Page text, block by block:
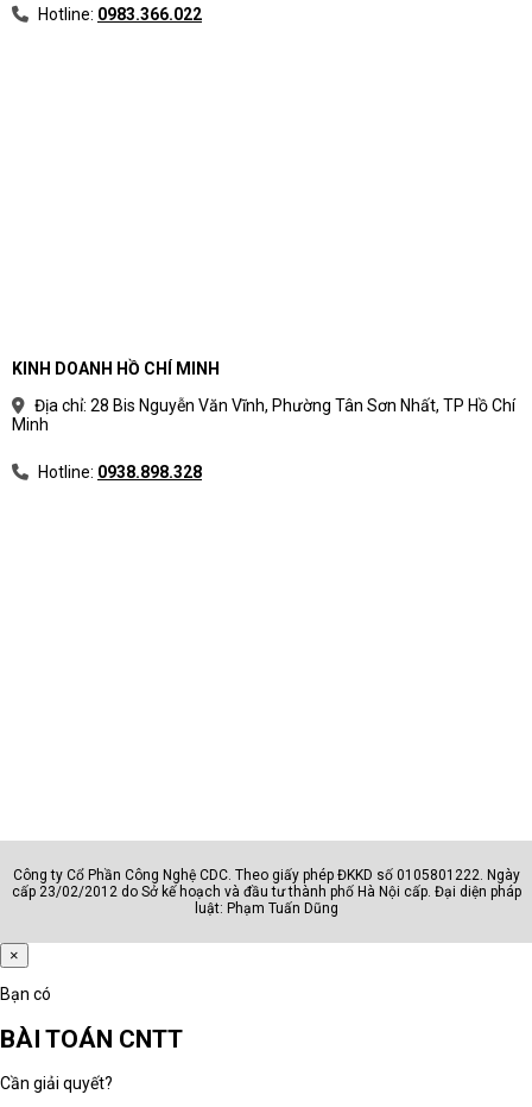
Hotline: 0983.366.022
KINH DOANH HỒ CHÍ MINH
Địa chỉ: 28 Bis Nguyễn Văn Vĩnh, Phường Tân Sơn Nhất, TP Hồ Chí
Minh
Hotline: 0938.898.328
Công ty Cổ Phần Công Nghệ CDC. Theo giấy phép ĐKKD số 0105801222. Ngày
cấp 23/02/2012 do Sở kế hoạch và đầu tư thành phố Hà Nội cấp. Đại diện pháp
luật: Phạm Tuấn Dũng
×
Bạn có
BÀI TOÁN CNTT
Cần giải quyết?